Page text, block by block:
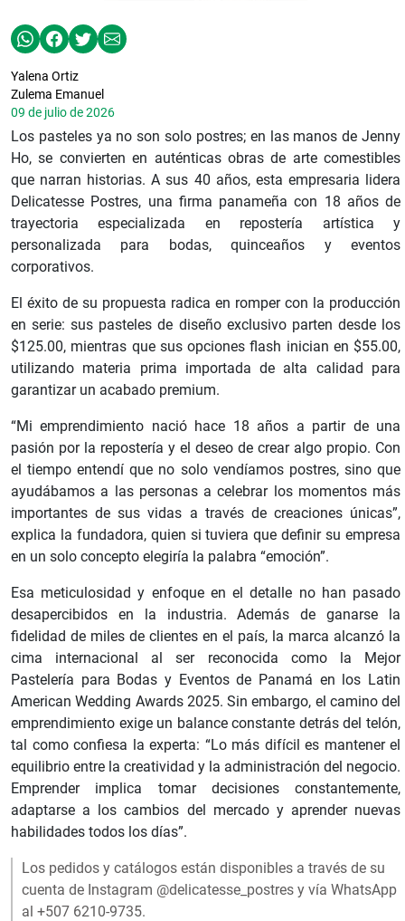
Yalena Ortiz
Zulema Emanuel
09 de julio de 2026
Los pasteles ya no son solo postres; en las manos de Jenny
Ho, se convierten en auténticas obras de arte comestibles
que narran historias. A sus 40 años, esta empresaria lidera
Delicatesse Postres, una firma panameña con 18 años de
trayectoria especializada en repostería artística y
personalizada para bodas, quinceaños y eventos
corporativos.
El éxito de su propuesta radica en romper con la producción
en serie: sus pasteles de diseño exclusivo parten desde los
$125.00, mientras que sus opciones flash inician en $55.00,
utilizando materia prima importada de alta calidad para
garantizar un acabado premium.
“Mi emprendimiento nació hace 18 años a partir de una
pasión por la repostería y el deseo de crear algo propio. Con
el tiempo entendí que no solo vendíamos postres, sino que
ayudábamos a las personas a celebrar los momentos más
importantes de sus vidas a través de creaciones únicas”,
explica la fundadora, quien si tuviera que definir su empresa
en un solo concepto elegiría la palabra “emoción”.
Esa meticulosidad y enfoque en el detalle no han pasado
desapercibidos en la industria. Además de ganarse la
fidelidad de miles de clientes en el país, la marca alcanzó la
cima internacional al ser reconocida como la Mejor
Pastelería para Bodas y Eventos de Panamá en los Latin
American Wedding Awards 2025. Sin embargo, el camino del
emprendimiento exige un balance constante detrás del telón,
tal como confiesa la experta: “Lo más difícil es mantener el
equilibrio entre la creatividad y la administración del negocio.
Emprender implica tomar decisiones constantemente,
adaptarse a los cambios del mercado y aprender nuevas
habilidades todos los días”.
Los pedidos y catálogos están disponibles a través de su
cuenta de Instagram @delicatesse_postres y vía WhatsApp
al +507 6210-9735.